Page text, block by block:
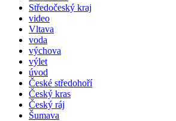
Středočeský kraj
video
Vltava
voda
výchova
výlet
úvod
České středohoří
Český kras
Český ráj
Šumava